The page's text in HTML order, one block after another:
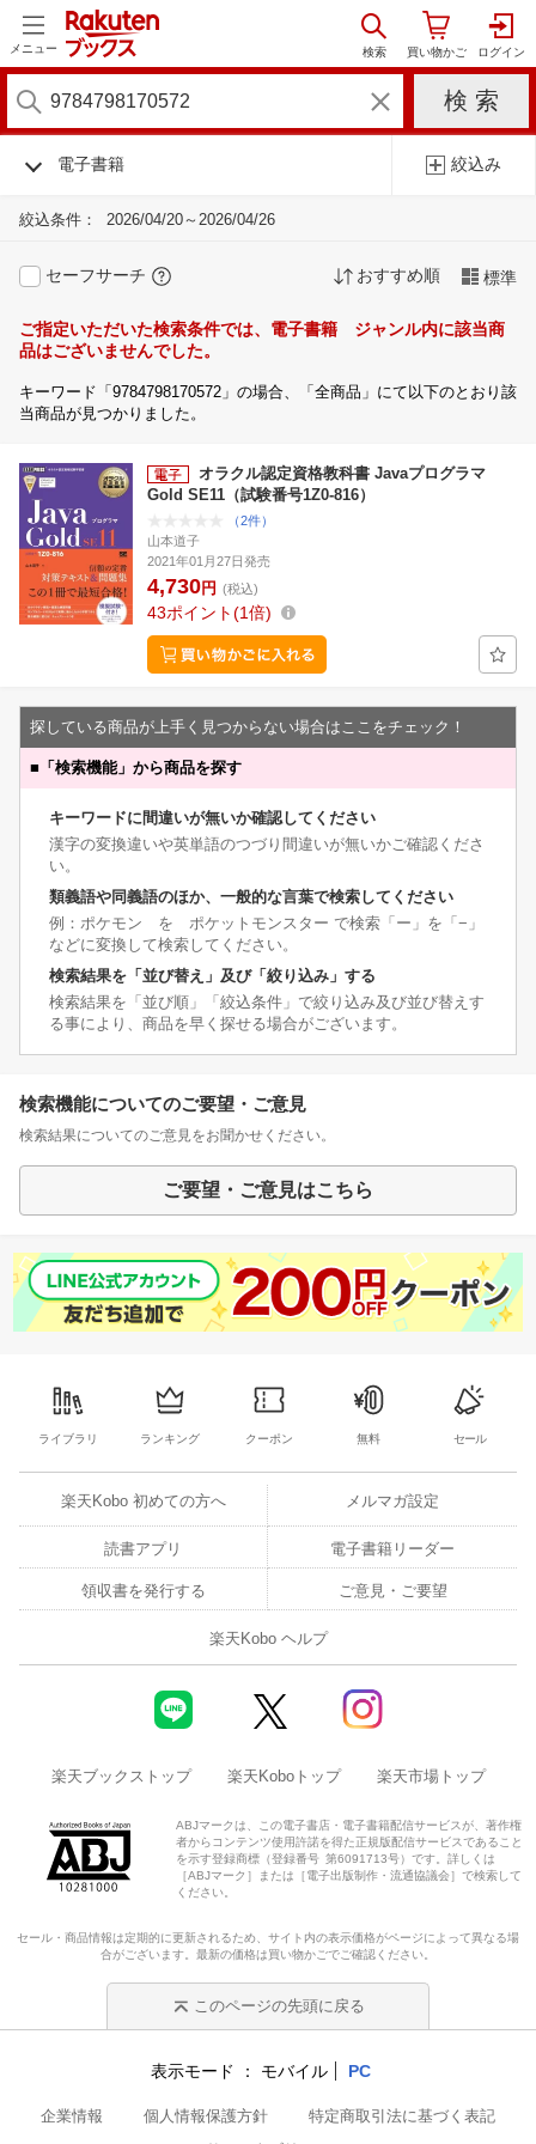
メニュー
電子書籍 絞込み
絞込条件： 2026/04/20～2026/04/26
セーフサーチ おすすめ順 標準
ご指定いただいた検索条件では、電子書籍 ジャンル内に該当商
品はございませんでした。
キーワード「9784798170572」の場合、「全商品」にて以下のとおり該
当商品が見つかりました。
オラクル認定資格教科書 Javaプログラマ
Gold SE11（試験番号1Z0-816）
（2件）
山本道子
2021年01月27日発売
4,730円 (税込)
43ポイント 1倍
探している商品が上手く見つからない場合はここをチェック！
■ 「検索機能」から商品を探す
キーワードに間違いが無いか確認してください
漢字の変換違いや英単語のつづり間違いが無いかご確認くださ
い。
類義語や同義語のほか、一般的な言葉で検索してください
例：ポケモン を ポケットモンスター で検索「ー」を「−」
などに変換して検索してください。
検索結果を「並び替え」及び「絞り込み」する
検索結果を「並び順」「絞込条件」で絞り込み及び並び替えす
る事により、商品を早く探せる場合がございます。
検索機能についてのご要望・ご意見
検索結果についてのご意見をお聞かせください。
ご要望・ご意見はこちら
ライブラリ ランキング クーポン 無料 セール
楽天Kobo 初めての方へ メルマガ設定
読書アプリ 電子書籍リーダー
領収書を発行する ご意見・ご要望
楽天Kobo ヘルプ
楽天ブックストップ 楽天Koboトップ 楽天市場トップ
ABJマークは、この電子書店・電子書籍配信サービスが、著作権
者からコンテンツ使用許諾を得た正規版配信サービスであること
を示す登録商標（登録番号 第6091713号）です。詳しくは
［ABJマーク］または［電子出版制作・流通協議会］で検索して
ください。
セール・商品情報は定期的に更新されるため、サイト内の表示価格がページによって異なる場
合がございます。最新の価格は買い物かごでご確認ください。
このページの先頭に戻る
表示モード モバイル PC
企業情報 個人情報保護方針
特定商取引法に基づく表記